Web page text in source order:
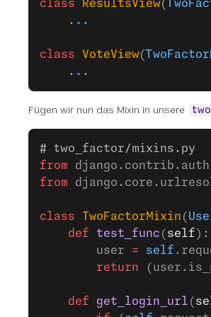
class ResultsView(
    ...
class VoteView(
    ...
Fügen wir nun das Mixin in unsere
# two_factor/mixins.py
from
from
class TwoFactorMixin (
    def
test_func ( self ):
        user
= self
        return
    def
get_login_url (